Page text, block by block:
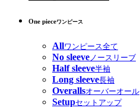
One pieceワンピース
Allワンピース全て
No sleeve ノースリーブ
Half sleeve半袖
Long sleeve長袖
Overallsオーバーオール
Setupセットアップ